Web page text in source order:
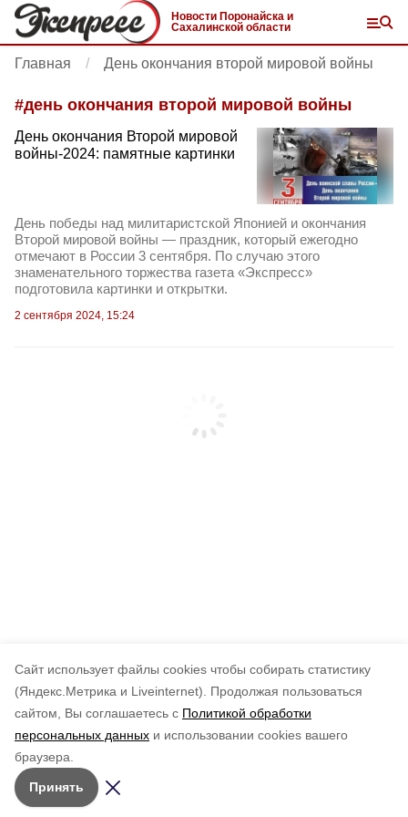
Cайт использует файлы cookies чтобы собирать статистику
(Яндекс.Метрика и Liveinternet).
Продолжая пользоваться
сайтом, Вы соглашаетесь с Политикой обработки
персональных данных и использовании cookies вашего
браузера.
Принять
Новости Поронайска и
Сахалинской области
Главная День окончания второй мировой войны
#день окончания второй мировой войны
День окончания Второй мировой
войны-2024: памятные картинки
День победы над милитаристской Японией и окончания
Второй мировой войны — праздник, который ежегодно
отмечают в России 3 сентября. По случаю этого
знаменательного торжества газета «Экспресс»
подготовила картинки и открытки.
2 сентября 2024, 15:24